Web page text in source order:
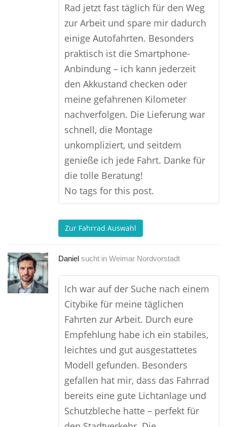
Rad jetzt fast täglich für den Weg
zur Arbeit und spare mir dadurch
einige Autofahrten. Besonders
praktisch ist die Smartphone-
Anbindung – ich kann jederzeit
den Akkustand checken oder
meine gefahrenen Kilometer
nachverfolgen. Die Lieferung war
schnell, die Montage
unkompliziert, und seitdem
genieße ich jede Fahrt. Danke für
die tolle Beratung!
No tags for this post.
Zur Fahrrad Auswahl
Daniel sucht in Weimar Nordvorstadt
Ich war auf der Suche nach einem
Citybike für meine täglichen
Fahrten zur Arbeit. Durch eure
Empfehlung habe ich ein stabiles,
leichtes und gut ausgestattetes
Modell gefunden. Besonders
gefallen hat mir, dass das Fahrrad
bereits eine gute Lichtanlage und
Schutzbleche hatte – perfekt für